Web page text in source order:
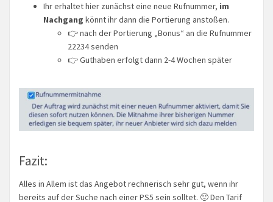
Ihr erhaltet hier zunächst eine neue Rufnummer, im
Nachgang könnt ihr dann die Portierung anstoßen.
👉 nach der Portierung „Bonus“ an die Rufnummer
22234 senden
👉 Guthaben erfolgt dann 2-4 Wochen später
Fazit:
Alles in Allem ist das Angebot rechnerisch sehr gut, wenn ihr
bereits auf der Suche nach einer PS5 sein solltet. 🙂 Den Tarif